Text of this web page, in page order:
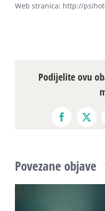
Web stranica: http://
Podijelite ovu
Facebook
X
Povezane objave